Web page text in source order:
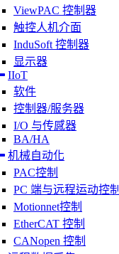
ViewPAC 控制器
触控人机介面
InduSoft 控制器
显示器
IIoT
软件
控制器/服务器
I/O 与传感器
BA/HA
机械自动化
PAC控制
PC 端与远程运动控制
Motionnet控制
EtherCAT 控制
CANopen 控制